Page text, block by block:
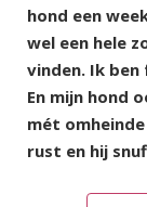
hond een
wel een hele
vinden. Ik ben
En mijn hond
mét
rust en hij